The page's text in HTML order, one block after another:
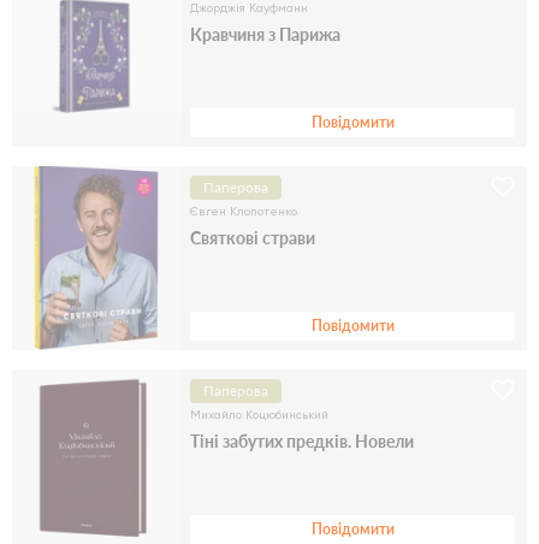
Джорджія Кауфманн
Кравчиня з Парижа
Повідомити
Паперова
Євген Клопотенко
Святкові страви
Повідомити
Паперова
Михайло Коцюбинський
Тіні забутих предків. Новели
Повідомити